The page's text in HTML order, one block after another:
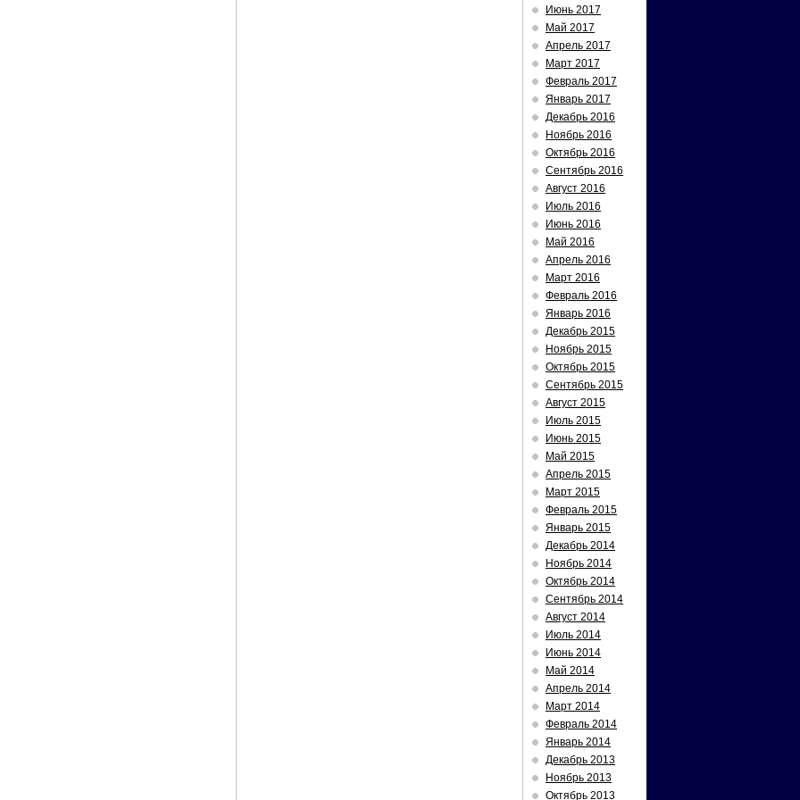
Июнь 2017
Май 2017
Апрель 2017
Март 2017
Февраль 2017
Январь 2017
Декабрь 2016
Ноябрь 2016
Октябрь 2016
Сентябрь 2016
Август 2016
Июль 2016
Июнь 2016
Май 2016
Апрель 2016
Март 2016
Февраль 2016
Январь 2016
Декабрь 2015
Ноябрь 2015
Октябрь 2015
Сентябрь 2015
Август 2015
Июль 2015
Июнь 2015
Май 2015
Апрель 2015
Март 2015
Февраль 2015
Январь 2015
Декабрь 2014
Ноябрь 2014
Октябрь 2014
Сентябрь 2014
Август 2014
Июль 2014
Июнь 2014
Май 2014
Апрель 2014
Март 2014
Февраль 2014
Январь 2014
Декабрь 2013
Ноябрь 2013
Октябрь 2013